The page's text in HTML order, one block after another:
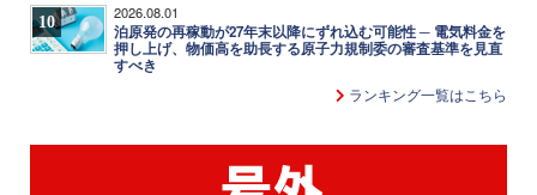
10 2026.08.01
泊原発の再稼動が27年末以降にずれ込む可能性 ─ 電気料金を
押し上げ、物価高を助長する原子力規制委の審査基準を見直
すべき
ランキング一覧はこちら